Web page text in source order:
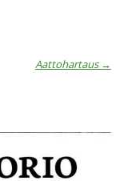
Aattohartaus →